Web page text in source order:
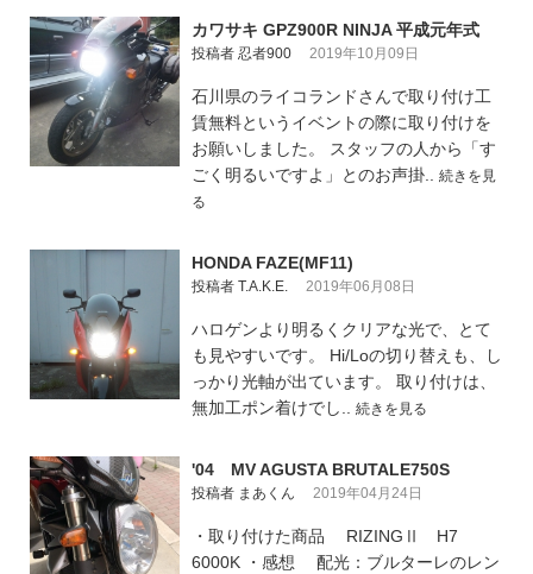
カワサキ GPZ900R NINJA 平成元年式
投稿者 忍者900 2019年10月09日
石川県のライコランドさんで取り付け工
賃無料というイベントの際に取り付けを
お願いしました。 スタッフの人から「す
ごく明るいですよ」とのお声掛.. 続きを見
る
HONDA FAZE(MF11)
投稿者 T.A.K.E. 2019年06月08日
ハロゲンより明るくクリアな光で、とて
も見やすいです。 Hi/Loの切り替えも、し
っかり光軸が出ています。 取り付けは、
無加工ポン着けでし.. 続きを見る
'04 MV AGUSTA BRUTALE750S
投稿者 まあくん 2019年04月24日
・取り付けた商品 RIZINGⅡ H7
6000K ・感想 配光：ブルターレのレン